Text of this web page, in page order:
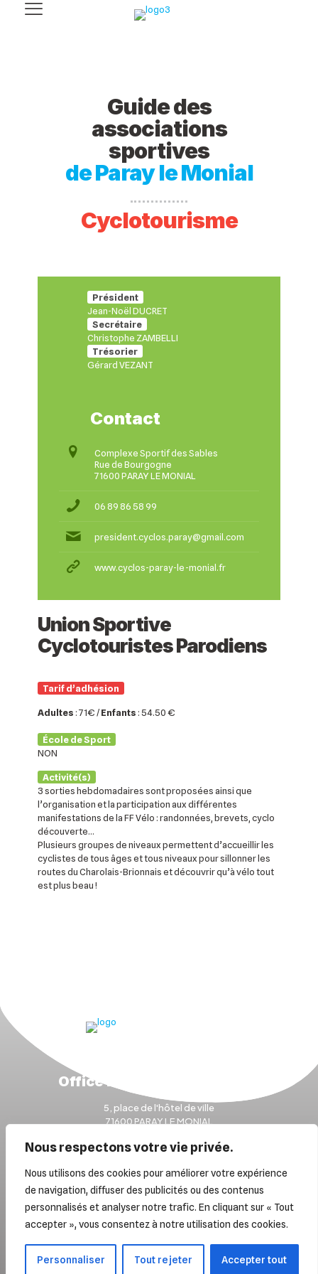
Nous respectons votre vie privée.
Nous utilisons des cookies pour améliorer votre expérience
de navigation, diffuser des publicités ou des contenus
personnalisés et analyser notre trafic. En cliquant sur « Tout
accepter », vous consentez à notre utilisation des cookies.
Personnaliser Tout rejeter Accepter tout
Guide des
associations
sportives
de Paray le Monial
Cyclotourisme
Président
Jean-Noël DUCRET
Secrétaire
Christophe ZAMBELLI
Trésorier
Gérard VEZANT
Contact
Complexe Sportif des Sables
Rue de Bourgogne
71600 PARAY LE MONIAL
06 89 86 58 99
president.cyclos.paray@gmail.com
www.cyclos-paray-le-monial.fr
Union Sportive
Cyclotouristes Parodiens
Tarif d’adhésion
Adultes : 71€ /Enfants : 54.50 €
École de Sport
NON
Activité(s)
3 sorties hebdomadaires sont proposées ainsi que
l’organisation et la participation aux différentes
manifestations de la FF Vélo : randonnées, brevets, cyclo
découverte...
Plusieurs groupes de niveaux permettent d’accueillir les
cyclistes de tous âges et tous niveaux pour sillonner les
routes du Charolais-Brionnais et découvrir qu’à vélo tout
est plus beau !
Office Municipal des Sports
5, place de l'hôtel de ville
71600 PARAY LE MONIAL
Mentions légales
© Office Municipal des Sports de Paray-le-Monial